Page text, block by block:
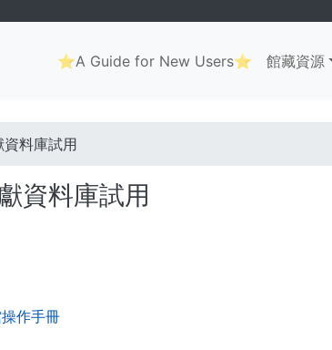
Main
navigation
⭐A Guide for New Users⭐ 館藏資源
料庫試用
資料庫試用
作手冊